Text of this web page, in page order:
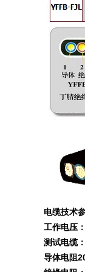
电缆技术
工作电压
测试电缆
导体电阻